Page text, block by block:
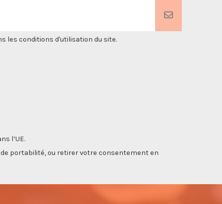
les conditions d'utilisation du site.
l’UE.
de portabilité, ou retirer votre consentement en